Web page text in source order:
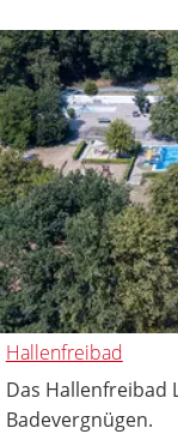
Hallenfreibad
Das Hallenfreibad
Badevergnügen.